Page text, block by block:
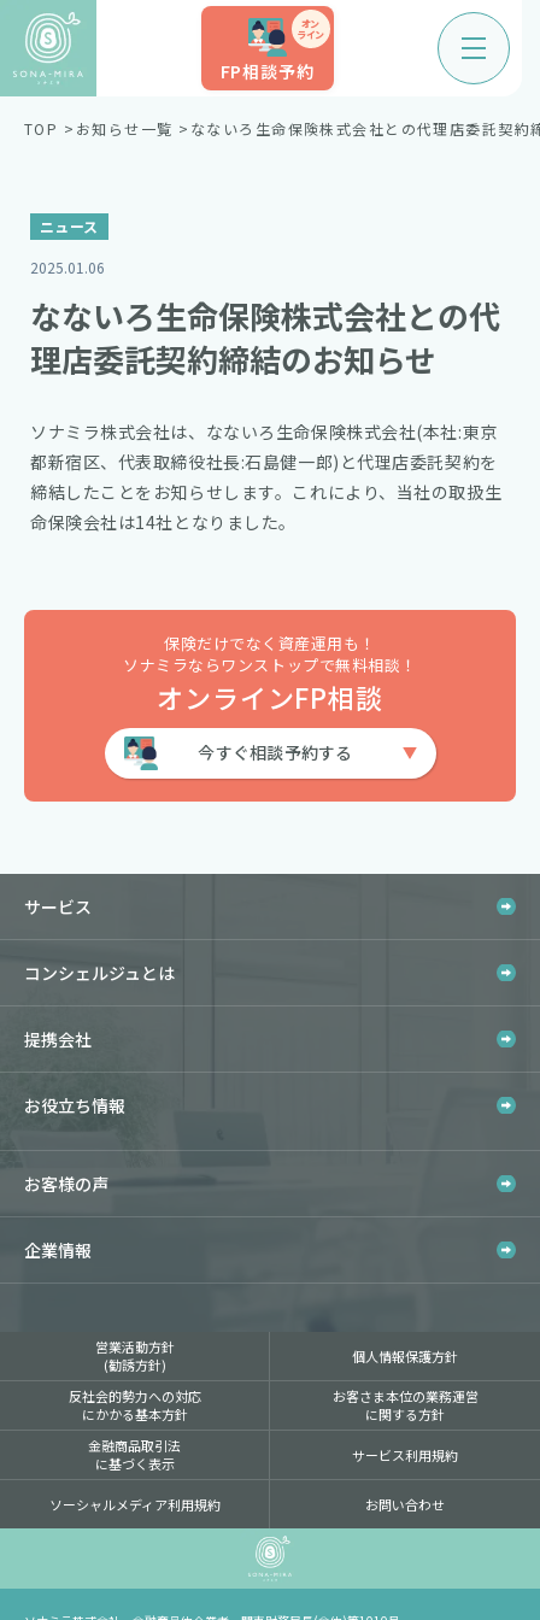
FP相談予約
オン
ライン
TOP お知らせ一覧 なないろ生命保険株式会社との代理店委託契約
ニュース
2025.01.06
なないろ生命保険株式会社との代
理店委託契約締結のお知らせ
ソナミラ株式会社は、なないろ生命保険株式会社(本社:東京
都新宿区、代表取締役社長:石島健一郎)と代理店委託契約を
締結したことをお知らせします。これにより、当社の取扱生
命保険会社は14社となりました。
保険だけでなく資産運用も！
ソナミラならワンストップで無料相談！
オンラインFP相談
今すぐ相談予約する
サービス
コンシェルジュとは
提携会社
お役立ち情報
お客様の声
企業情報
営業活動方針
(勧誘方針)
個人情報保護方針
反社会的勢力への対応
にかかる基本方針
お客さま本位の業務運営
に関する方針
金融商品取引法
に基づく表示
サービス利用規約
ソーシャルメディア利用規約 お問い合わせ